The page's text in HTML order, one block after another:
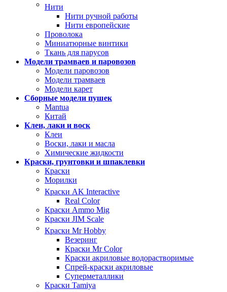
Нити
Нити ручной работы
Нити европейские
Проволока
Миниатюрные винтики
Ткань для парусов
Модели трамваев и паровозов
Модели паровозов
Модели трамваев
Модели карет
Сборные модели пушек
Mantua
Китай
Клеи, лаки и воск
Клеи
Воски, лаки и масла
Химические жидкости
Краски, грунтовки и шпаклевки
Краски
Морилки
Краски AK Interactive
Real Color
Краски Ammo Mig
Краски JIM Scale
Краски Mr Hobby
Везеринг
Краски Mr Color
Краски акриловые водорастворимые
Спрей-краски акриловые
Суперметаллики
Краски Tamiya